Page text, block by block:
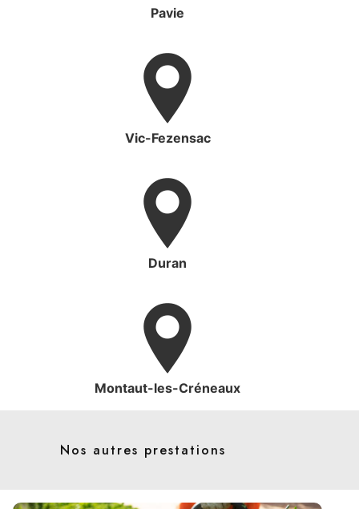
Pavie
Vic-Fezensac
Duran
Montaut-les-Créneaux
Nos autres prestations